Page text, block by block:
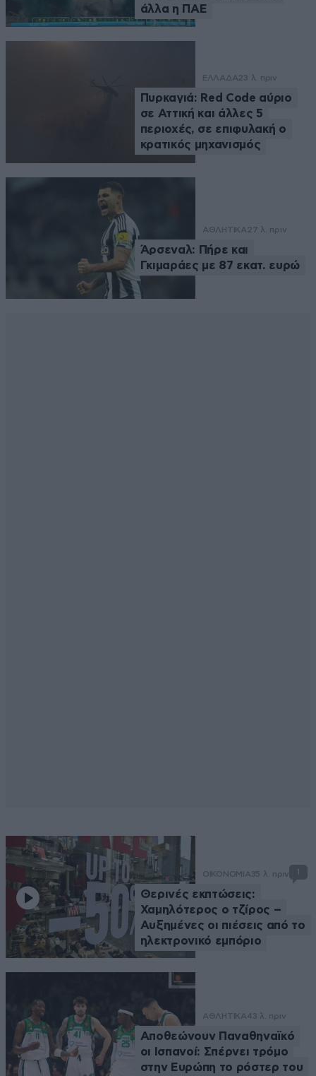
άλλα η ΠΑΕ
ΕΛΛΑΔΑ23 λ. πριν
Πυρκαγιά: Red Code αύριο
σε Αττική και άλλες 5
περιοχές, σε επιφυλακή ο
κρατικός μηχανισμός
ΑΘΛΗΤΙΚΑ 27 λ. πριν
Άρσεναλ: Πήρε και
Γκιμαράες με 87 εκατ. ευρώ
ΟΙΚΟΝΟΜΙΑ35 λ. πριν 1
Θερινές εκπτώσεις:
Χαμηλότερος ο τζίρος –
Αυξημένες οι πιέσεις από το
ηλεκτρονικό εμπόριο
ΑΘΛΗΤΙΚΑ43 λ. πριν
Αποθεώνουν Παναθηναϊκό
οι Ισπανοί: Σπέρνει τρόμο
στην Ευρώπη το ρόστερ του